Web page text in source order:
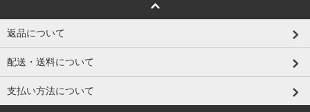
返品について
配送・送料について
支払い方法について